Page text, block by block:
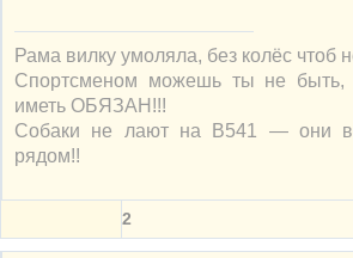
Рама вилку умоляла, без колёс чтоб
Спортсменом можешь ты не быть,
иметь ОБЯЗАН!!!
Собаки не лают на В541 — они
рядом!!
2